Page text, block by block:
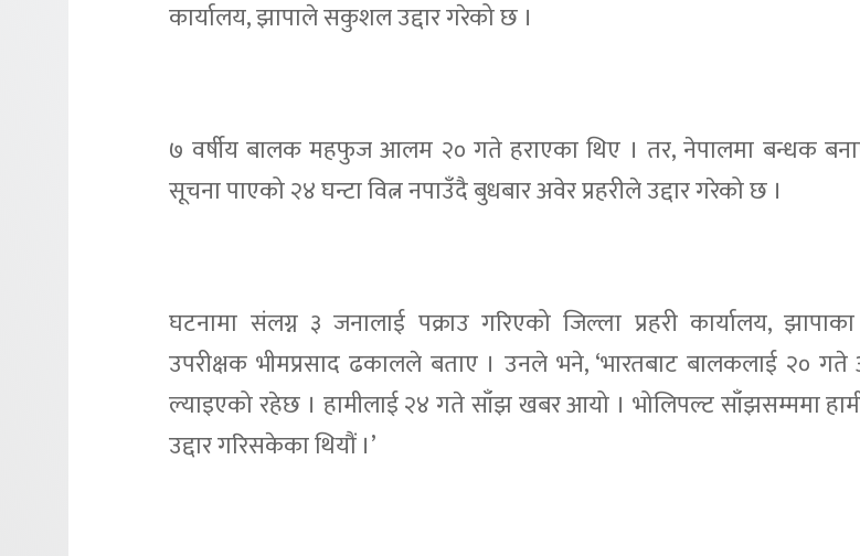
कार्यालय, झापाले सकुशल उद्दार गरेको छ ।
७ वर्षीय बालक महफुज आलम २० गते हराएका थिए । तर, नेपालमा बन्धक
सूचना पाएको २४ घन्टा वित्न नपाउँदै बुधबार अवेर प्रहरीले उद्दार गरेको छ ।
घटनामा संलग्न ३ जनालाई पक्राउ गरिएको जिल्ला प्रहरी कार्यालय, झापाका
उपरीक्षक भीमप्रसाद ढकालले बताए । उनले भने, ‘भारतबाट बालकलाई २०
ल्याइएको रहेछ । हामीलाई २४ गते साँझ खबर आयो । भोलिपल्ट साँझसम्ममा
उद्दार गरिसकेका थियौं ।’